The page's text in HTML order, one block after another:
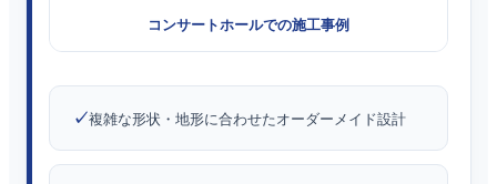
コンサートホールでの施工事例
複雑な形状・地形に合わせたオーダーメイド設計